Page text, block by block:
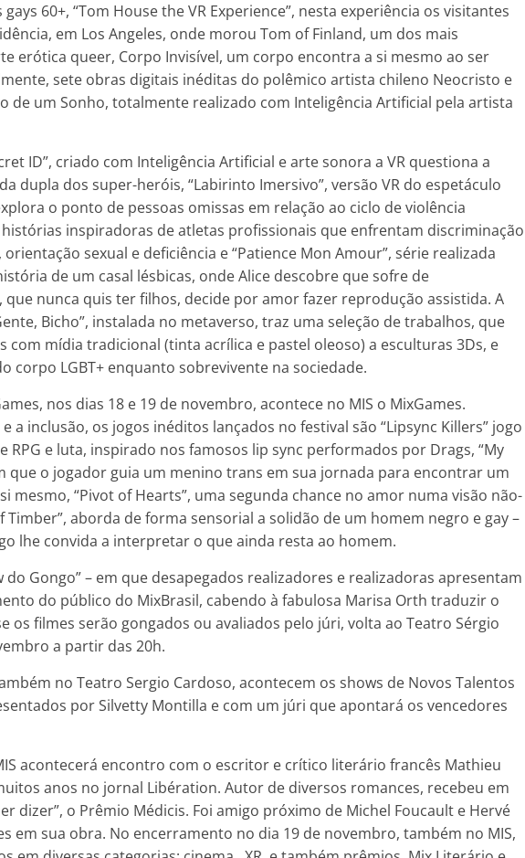
60+, “Tom House the VR Experience”, nesta experiência os visitantes
em Los Angeles, onde morou Tom of Finland, um dos mais
erótica queer, Corpo Invisível, um corpo encontra a si mesmo ao ser
sete obras digitais inéditas do polêmico artista chileno Neocristo e
de um Sonho, totalmente realizado com Inteligência Artificial pela artista
ID”, criado com Inteligência Artificial e arte sonora a VR questiona a
dupla dos super-heróis, “Labirinto Imersivo”, versão VR do espetáculo
o ponto de pessoas omissas em relação ao ciclo de violência
histórias inspiradoras de atletas profissionais que enfrentam discriminação
sexual e deficiência e “Patience Mon Amour”, série realizada
de um casal lésbicas, onde Alice descobre que sofre de
nunca quis ter filhos, decide por amor fazer reprodução assistida. A
Bicho”, instalada no metaverso, traz uma seleção de trabalhos, que
com mídia tradicional (tinta acrílica e pastel oleoso) a esculturas 3Ds, e
corpo LGBT+ enquanto sobrevivente na sociedade.
nos dias 18 e 19 de novembro, acontece no MIS o MixGames.
a inclusão, os jogos inéditos lançados no festival são “Lipsync Killers” jogo
RPG e luta, inspirado nos famosos lip sync performados por Drags, “My
que o jogador guia um menino trans em sua jornada para encontrar um
mesmo, “Pivot of Hearts”, uma segunda chance no amor numa visão não-
Timber”, aborda de forma sensorial a solidão de um homem negro e gay –
lhe convida a interpretar o que ainda resta ao homem.
do Gongo” – em que desapegados realizadores e realizadoras apresentam
do público do MixBrasil, cabendo à fabulosa Marisa Orth traduzir o
os filmes serão gongados ou avaliados pelo júri, volta ao Teatro Sérgio
a partir das 20h.
no Teatro Sergio Cardoso, acontecem os shows de Novos Talentos
por Silvetty Montilla e com um júri que apontará os vencedores
acontecerá encontro com o escritor e crítico literário francês Mathieu
anos no jornal Libération. Autor de diversos romances, recebeu em
dizer”, o Prêmio Médicis. Foi amigo próximo de Michel Foucault e Hervé
em sua obra. No encerramento no dia 19 de novembro, também no MIS,